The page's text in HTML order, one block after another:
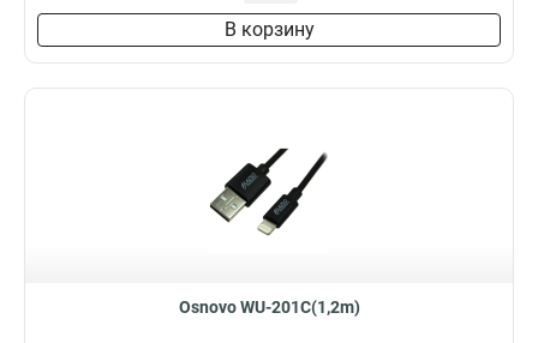
В корзину
Osnovo WU-201C(1,2m)